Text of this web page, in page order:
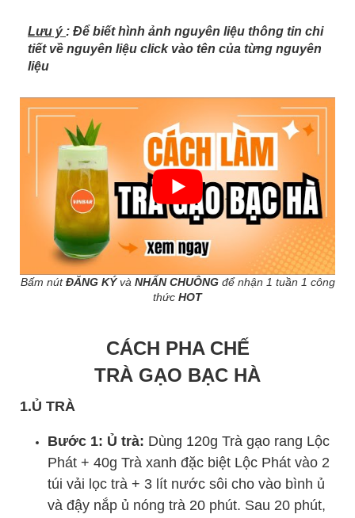
Lưu ý : Để biết hình ảnh nguyên liệu thông tin chi
tiết về nguyên liệu click vào tên của từng nguyên
liệu
Bấm nútĐĂNG KÝvà NHẤN CHUÔNG để nhận 1 tuần 1 công
thức HOT
CÁCH PHA CHẾ
TRÀ GẠO BẠC HÀ
1.Ủ TRÀ
Bước 1: Ủ trà: Dùng 120g Trà gạo rang Lộc
Phát + 40g Trà xanh đặc biệt Lộc Phát vào 2
túi vải lọc trà + 3 lít nước sôi cho vào bình ủ
và đậy nắp ủ nóng trà 20 phút. Sau 20 phút,